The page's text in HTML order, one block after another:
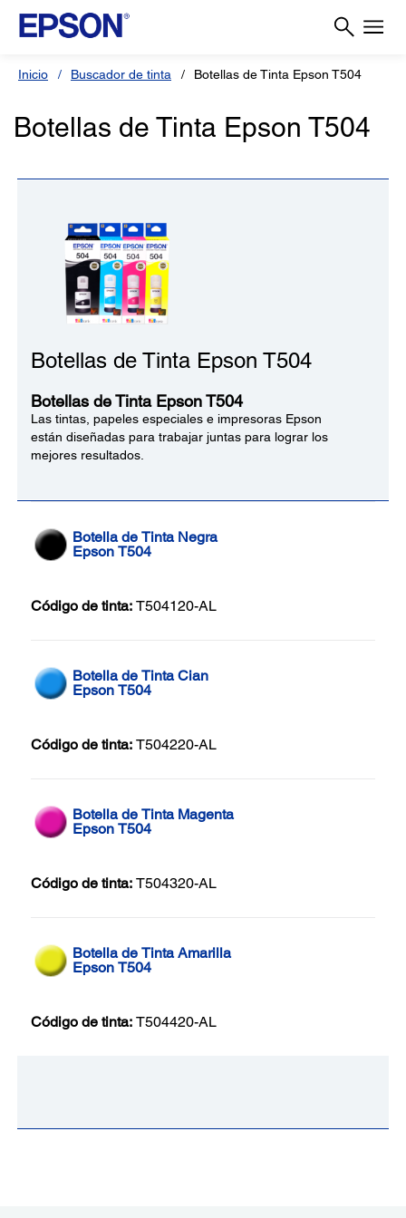
Inicio Buscador de tinta Botellas de Tinta Epson T504
Botellas de Tinta Epson T504
Botellas de Tinta Epson T504
Botellas de Tinta Epson T504
Las tintas, papeles especiales e impresoras Epson
están diseñadas para trabajar juntas para lograr los
mejores resultados.
Botella de Tinta Negra
Epson T504
Código de tinta: T504120-AL
Botella de Tinta Cian
Epson T504
Código de tinta: T504220-AL
Botella de Tinta Magenta
Epson T504
Código de tinta: T504320-AL
Botella de Tinta Amarilla
Epson T504
Código de tinta: T504420-AL